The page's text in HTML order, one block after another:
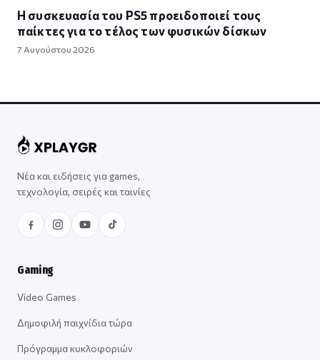
Η συσκευασία του PS5 προειδοποιεί τους
παίκτες για το τέλος των φυσικών δίσκων
7 Αυγούστου 2026
Νέα και ειδήσεις για games,
τεχνολογία, σειρές και ταινίες
Gaming
Video Games
Δημοφιλή παιχνίδια τώρα
Πρόγραμμα κυκλοφοριών